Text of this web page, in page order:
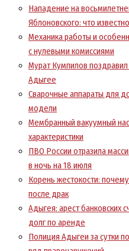
Нападение на
Яблоновского: что известно
Механика работы и
с нулевыми комиссиями
Мурат Кумпилов
Адыгее
Сварочные аппараты для
модели
Мембранный вакуумный
характеристики
ПВО России отразила
в ночь на 18 июля
Корень жестокости:
после драк
Адыгея: арест банковских
долг по аренде
Полиция Адыгеи за сутки